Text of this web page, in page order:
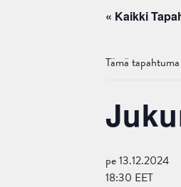
« Kaikki
Tämä
pe 13.12.2024
18:30 EET